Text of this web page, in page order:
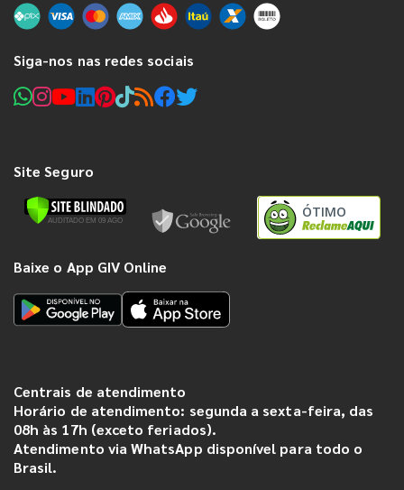
Siga-nos nas redes sociais
Site Seguro
ÓTIMO
Baixe o App GIV Online
Centrais de atendimento
Horário de atendimento: segunda a sexta-feira, das
08h às 17h (exceto feriados).
Atendimento via WhatsApp disponível para todo o
Brasil.